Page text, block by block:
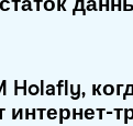
Holafly,
интернет-